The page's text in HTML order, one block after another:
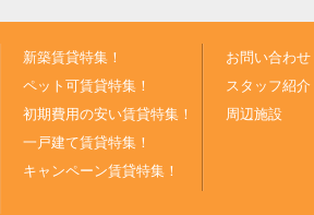
新築賃貸特集！
ペット可賃貸特集！
初期費用の安い賃貸特集！
一戸建て賃貸特集！
キャンペーン賃貸特集！
お問い合わせ
スタッフ紹介
周辺施設